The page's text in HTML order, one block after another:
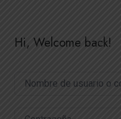
Hi, Welcome back!